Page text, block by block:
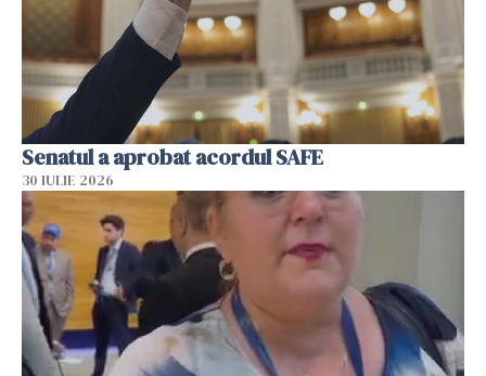
Senatul a aprobat acordul SAFE
30 IULIE 2026